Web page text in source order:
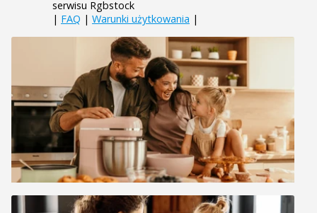
serwisu Rgbstock
| FAQ | Warunki użytkowania |